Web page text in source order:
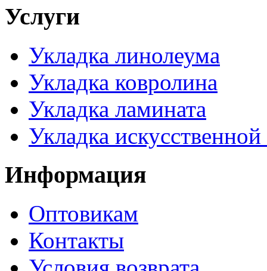
Услуги
Укладка линолеума
Укладка ковролина
Укладка ламината
Укладка
Информация
Оптовикам
Контакты